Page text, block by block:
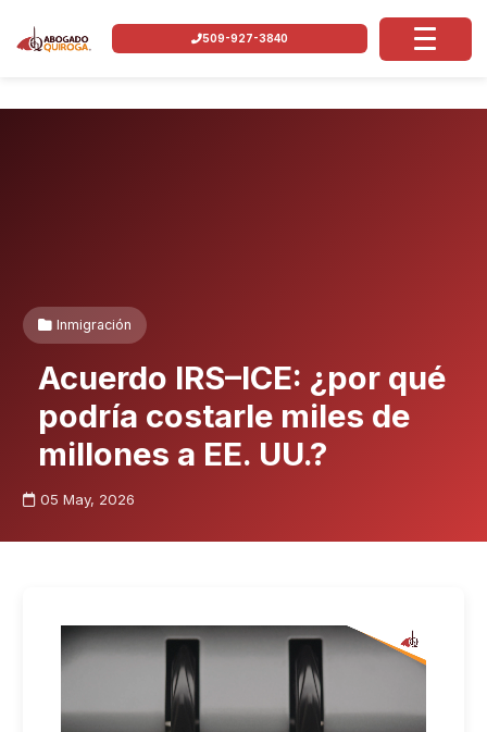
509-927-3840
Inmigración
Acuerdo IRS–ICE: ¿por qué
podría costarle miles de
millones a EE. UU.?
05 May, 2026